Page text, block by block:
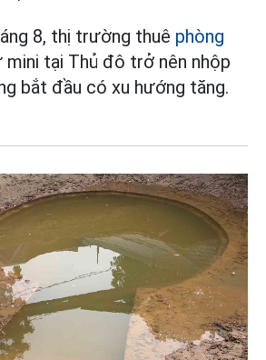
8, thị trường thuê phòng
mini tại Thủ đô trở nên nhộp
bắt đầu có xu hướng tăng.